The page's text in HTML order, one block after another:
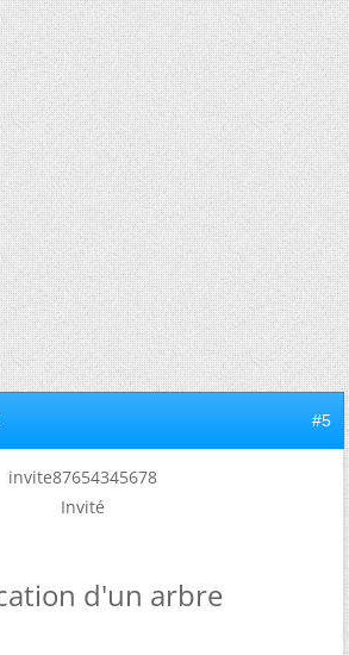
#5
invite87654345678
Invité
d'un arbre